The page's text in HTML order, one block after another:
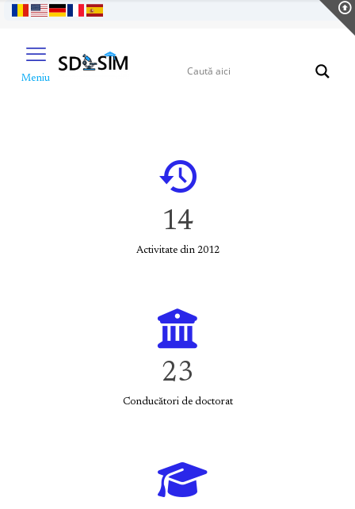
Meniu
14
Activitate din 2012
23
Conducători de doctorat